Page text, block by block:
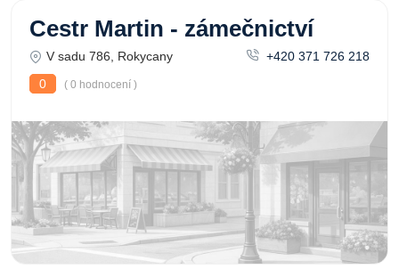
Cestr Martin - zámečnictví
V sadu 786, Rokycany
+420 371 726 218
0
( 0 hodnocení )